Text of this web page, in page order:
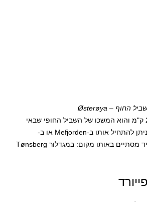
שביל החוף – Østerøya
השביל משתרע לאורך 20 ק"מ והוא המשכו של השביל החופי שבאי
המערבי. השביל מסומן וניתן להתחיל אותו ב-Mefjorden או ב-
Røyseløkk אבלהוא תמיד מסתיים באותו מקום: במגדלור Tønsberg